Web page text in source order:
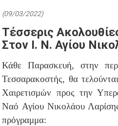
(09/03/2022)
Τέσσερις
Στον Ι. Ν. Αγίου
Κάθε Παρασκευή, στην
Τεσσαρακοστής, θα
Χαιρετισμών προς την
Ναό Αγίου Νικολάου
πρόγραμμα: